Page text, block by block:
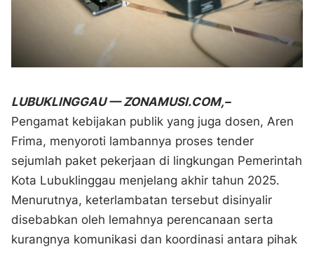
LUBUKLINGGAU — ZONAMUSI.COM,–
Pengamat kebijakan publik yang juga dosen, Aren
Frima, menyoroti lambannya proses tender
sejumlah paket pekerjaan di lingkungan Pemerintah
Kota Lubuklinggau menjelang akhir tahun 2025.
Menurutnya, keterlambatan tersebut disinyalir
disebabkan oleh lemahnya perencanaan serta
kurangnya komunikasi dan koordinasi antara pihak